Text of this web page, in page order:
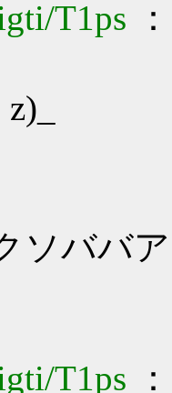
T1ps
ソババ
T1ps